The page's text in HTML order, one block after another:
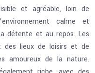
et agréable, loin de
calme et
détente et au repos. Les
lieux de loisirs et de
amoureux de la nature.